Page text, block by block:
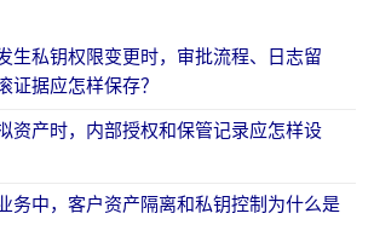
生私钥权限变更时，审批流程、日志留
证据应怎样保存？
资产时，内部授权和保管记录应怎样设
务中，客户资产隔离和私钥控制为什么是